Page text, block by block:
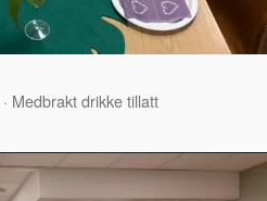
· Medbrakt drikke tillatt